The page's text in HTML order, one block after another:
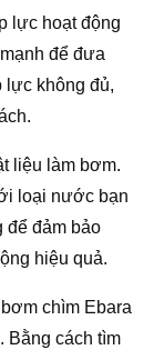
lực hoạt động
để đưa
lực không đủ,
liệu làm bơm.
loại nước bạn
để đảm bảo
hiệu quả.
chìm Ebara
Bằng cách tìm